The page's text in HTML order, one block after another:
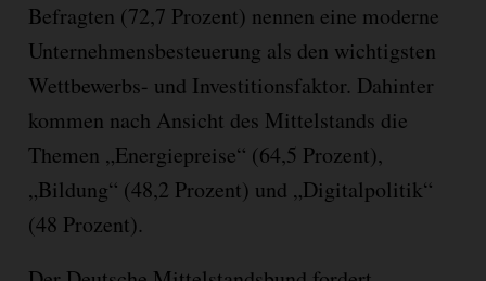
Befragten (72,7 Prozent) nennen eine moderne
Unternehmensbesteuerung als den wichtigsten
Wettbewerbs- und Investitionsfaktor. Dahinter
kommen nach Ansicht des Mittelstands die
Themen „Energiepreise“ (64,5 Prozent),
„Bildung“ (48,2 Prozent) und „Digitalpolitik“
(48 Prozent).